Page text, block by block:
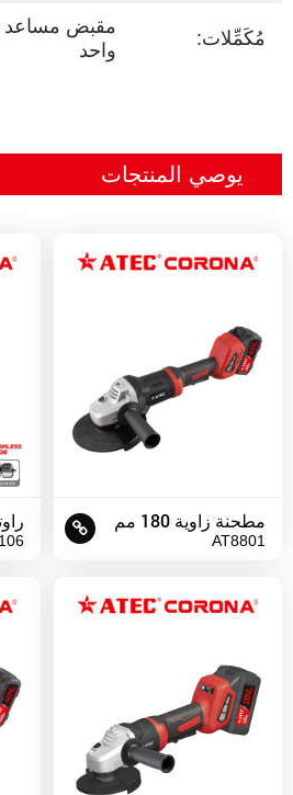
مُكَمِّلات:
مقبض مساعد
واحد
يوصي المنتجات
مطحنة زاوية 180 مم
AT8801